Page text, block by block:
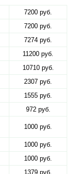
7200 руб.
7200 руб.
7274 руб.
11200 руб.
10710 руб.
2307 руб.
1555 руб.
972 руб.
1000 руб.
1000 руб.
1000 руб.
1379 руб.